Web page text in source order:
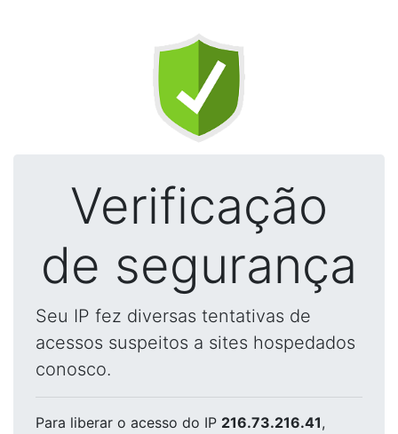
Verificação
de segurança
Seu IP fez diversas tentativas de
acessos suspeitos a sites hospedados
conosco.
Para liberar o acesso do IP 216.73.216.41,